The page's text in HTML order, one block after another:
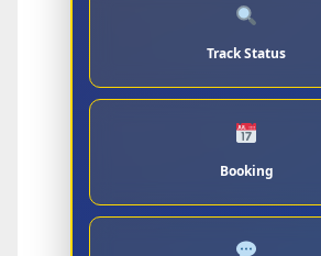
Track Status
Booking